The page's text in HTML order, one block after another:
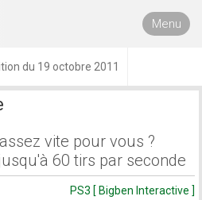
Menu
du 19 octobre 2011
vite pour vous ?
60 tirs par seconde
PS3 [ Bigben Interactive ]